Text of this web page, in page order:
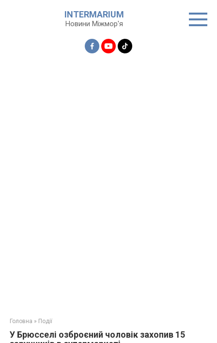
INTERMARIUM
Новини Міжмор'я
Головна » Події
У Брюсселі озброєний чоловік захопив 15